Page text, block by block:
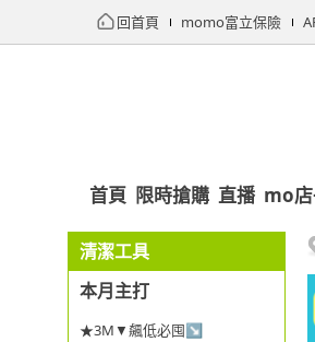
回首頁 momo富立保險
首頁 限時搶購 直播 mo
清潔工具
本月主打
★3M▼飆低必囤↘